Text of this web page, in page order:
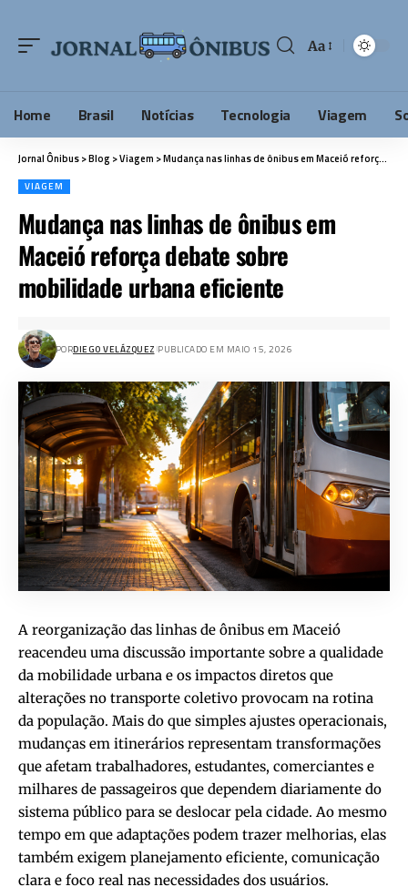
Aa
Home Brasil Notícias Tecnologia Viagem
Jornal Ônibus>Blog >Viagem >Mudança nas linhas de ônibus em Maceió reforça debate sobre mobilidade urbana eficiente
VIAGEM
Mudança nas linhas de ônibus em
Maceió reforça debate sobre
mobilidade urbana eficiente
PORDIEGO VELÁZQUEZ PUBLICADO EM MAIO 15, 2026
A reorganização das linhas de ônibus em Maceió
reacendeu uma discussão importante sobre a qualidade
da mobilidade urbana e os impactos diretos que
alterações no transporte coletivo provocam na rotina
da população. Mais do que simples ajustes operacionais,
mudanças em itinerários representam transformações
que afetam trabalhadores, estudantes, comerciantes e
milhares de passageiros que dependem diariamente do
sistema público para se deslocar pela cidade. Ao mesmo
tempo em que adaptações podem trazer melhorias, elas
também exigem planejamento eficiente, comunicação
clara e foco real nas necessidades dos usuários.